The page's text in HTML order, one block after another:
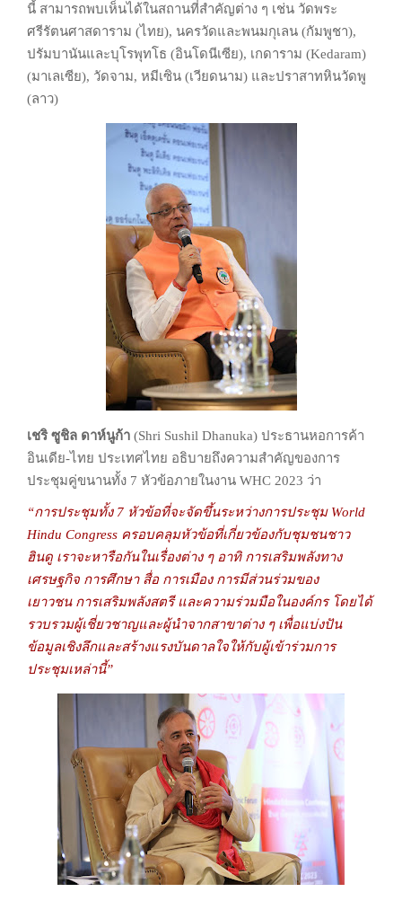
นี้ สามารถพบเห็นได้ในสถานที่สำคัญต่าง ๆ เช่น วัดพระ
ศรีรัตนศาสดาราม (ไทย), นครวัดและพนมกุเลน (กัมพูชา),
ปรัมบานันและบุโรพุทโธ (อินโดนีเซีย), เกดาราม (Kedaram)
(มาเลเซีย), วัดจาม, หมีเซิน (เวียดนาม) และปราสาทหินวัดพู
(ลาว)
เชริ ซูชิล ดาห์นูก้า (Shri Sushil Dhanuka) ประธานหอการค้า
อินเดีย-ไทย ประเทศไทย อธิบายถึงความสำคัญของการ
ประชุมคู่ขนานทั้ง 7 หัวข้อภายในงาน WHC 2023 ว่า
“การประชุมทั้ง 7 หัวข้อที่จะจัดขึ้นระหว่างการประชุม World
Hindu Congress ครอบคลุมหัวข้อที่เกี่ยวข้องกับชุมชนชาว
ฮินดู เราจะหารือกันในเรื่องต่าง ๆ อาทิ การเสริมพลังทาง
เศรษฐกิจ การศึกษา สื่อ การเมือง การมีส่วนร่วมของ
เยาวชน การเสริมพลังสตรี และความร่วมมือในองค์กร โดยได้
รวบรวมผู้เชี่ยวชาญและผู้นำจากสาขาต่าง ๆ เพื่อแบ่งปัน
ข้อมูลเชิงลึกและสร้างแรงบันดาลใจให้กับผู้เข้าร่วมการ
ประชุมเหล่านี้”